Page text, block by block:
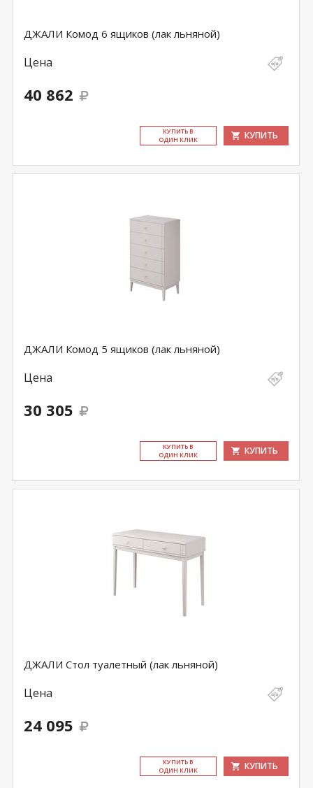
ДЖАЛИ Комод 6 ящиков (лак льняной)
Цена
40 862
КУ­ПИТЬ В
ОДИН КЛИК
КУПИТЬ
ДЖАЛИ Комод 5 ящиков (лак льняной)
Цена
30 305
КУ­ПИТЬ В
ОДИН КЛИК
КУПИТЬ
ДЖАЛИ Стол туалетный (лак льняной)
Цена
24 095
КУ­ПИТЬ В
ОДИН КЛИК
КУПИТЬ